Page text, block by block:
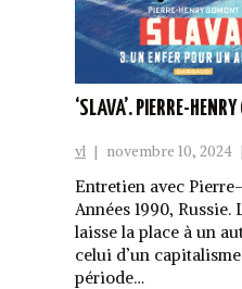
‘SLAVA’. PIERRE-
vl | novembre 10, 2024 |
Entretien avec
Années 1990,
laisse la place à un
celui d’un
période…